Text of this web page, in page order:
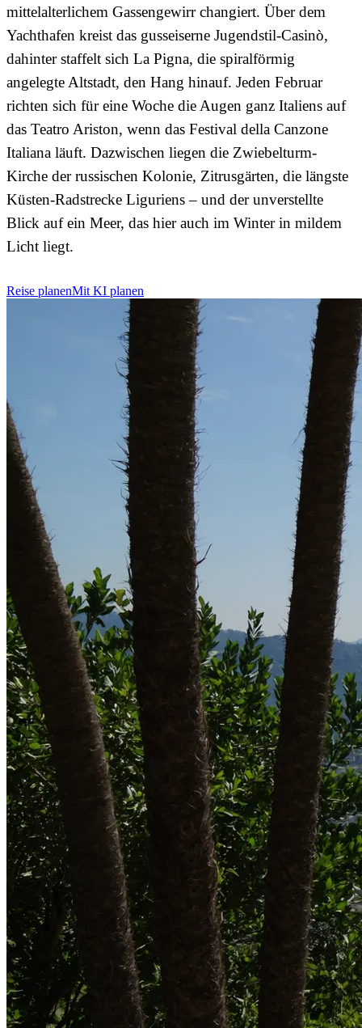
mittelalterlichem Gassengewirr changiert. Über dem
Yachthafen kreist das gusseiserne Jugendstil-Casinò,
dahinter staffelt sich La Pigna, die spiralförmig
angelegte Altstadt, den Hang hinauf. Jeden Februar
richten sich für eine Woche die Augen ganz Italiens auf
das Teatro Ariston, wenn das Festival della Canzone
Italiana läuft. Dazwischen liegen die Zwiebelturm-
Kirche der russischen Kolonie, Zitrusgärten, die längste
Küsten-Radstrecke Liguriens – und der unverstellte
Blick auf ein Meer, das hier auch im Winter in mildem
Licht liegt.
Reise planenMit KI planen